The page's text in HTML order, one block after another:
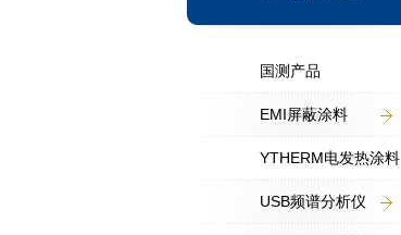
国测产品
EMI屏蔽涂料
YTHERM电发热涂料
USB频谱分析仪